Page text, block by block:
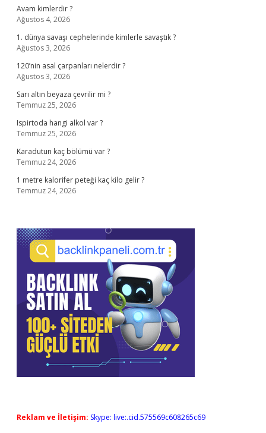
Avam kimlerdir ?
Ağustos 4, 2026
1. dünya savaşı cephelerinde kimlerle savaştık ?
Ağustos 3, 2026
120’nin asal çarpanları nelerdir ?
Ağustos 3, 2026
Sarı altın beyaza çevrilir mi ?
Temmuz 25, 2026
Ispirtoda hangi alkol var ?
Temmuz 25, 2026
Karadutun kaç bölümü var ?
Temmuz 24, 2026
1 metre kalorifer peteği kaç kilo gelir ?
Temmuz 24, 2026
Reklam ve İletişim: Skype: live:.cid.575569c608265c69